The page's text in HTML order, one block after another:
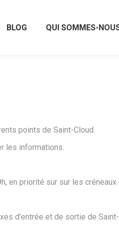
BLOG QUI SOMMES-
points de Saint-Cloud.
les informations.
en priorité sur sur les créneaux
d’entrée et de sortie de